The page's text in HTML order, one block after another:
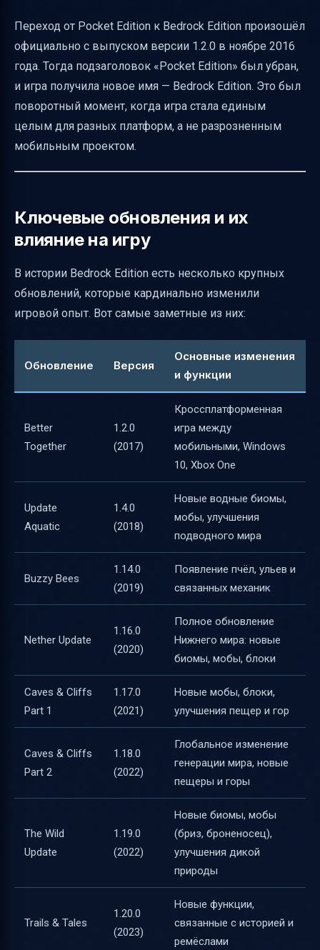
Переход от Pocket Edition к Bedrock Edition произошёл
официально с выпуском версии 1.2.0 в ноябре 2016
года. Тогда подзаголовок «Pocket Edition» был убран,
и игра получила новое имя — Bedrock Edition. Это был
поворотный момент, когда игра стала единым
целым для разных платформ, а не разрозненным
мобильным проектом.
Ключевые обновления и их
влияние на игру
В истории Bedrock Edition есть несколько крупных
обновлений, которые кардинально изменили
игровой опыт. Вот самые заметные из них:
Обновление Версия
Основные изменения
и функции
Better
Together
1.2.0
(2017)
Кроссплатформенная
игра между
мобильными, Windows
10, Xbox One
Update
Aquatic
1.4.0
(2018)
Новые водные биомы,
мобы, улучшения
подводного мира
Buzzy Bees
1.14.0
(2019)
Появление пчёл, ульев и
связанных механик
Nether Update
1.16.0
(2020)
Полное обновление
Нижнего мира: новые
биомы, мобы, блоки
Caves & Cliffs
Part 1
1.17.0
(2021)
Новые мобы, блоки,
улучшения пещер и гор
Caves & Cliffs
Part 2
1.18.0
(2022)
Глобальное изменение
генерации мира, новые
пещеры и горы
The Wild
Update
1.19.0
(2022)
Новые биомы, мобы
(бриз, броненосец),
улучшения дикой
природы
Trails & Tales
1.20.0
(2023)
Новые функции,
связанные с историей и
ремёслами